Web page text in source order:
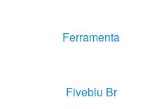
Ferramenta
Fiveblu Br